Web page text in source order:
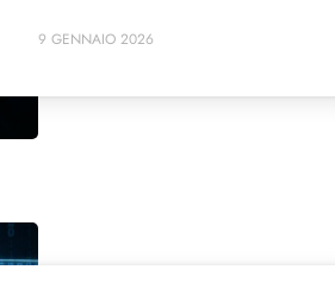
9 GENNAIO 2026